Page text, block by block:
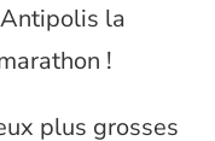
la
!
plus grosses